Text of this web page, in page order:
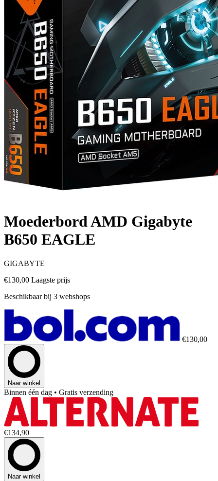
Moederbord AMD Gigabyte
B650 EAGLE
GIGABYTE
€130,00 Laagste prijs
Beschikbaar bij 3 webshops
€130,00
Naar winkel
Binnen één dag • Gratis verzending
€134,90
Naar winkel